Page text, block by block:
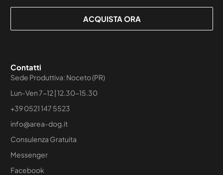
ACQUISTA ORA
Contatti
Sede Produttiva: Noceto (PR)
Lun-Ven 7-12 | 12.30-15.30
+39 0521 147 5523
info@area-dog.it
Consulenza Gratuita
Messenger
Facebook